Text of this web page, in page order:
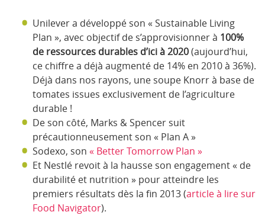
Unilever a développé son « Sustainable Living
Plan », avec objectif de s’approvisionner à 100%
de ressources durables d’ici à 2020(aujourd’hui,
ce chiffre a déjà augmenté de 14% en 2010 à 36%).
Déjà dans nos rayons, une soupe Knorr à base de
tomates issues exclusivement de l’agriculture
durable !
De son côté, Marks & Spencer suit
précautionneusement son « Plan A »
Sodexo, son « Better Tomorrow Plan »
Et Nestlé revoit à la hausse son engagement « de
durabilité et nutrition » pour atteindre les
premiers résultats dès la fin 2013 (article à lire sur
Food Navigator).